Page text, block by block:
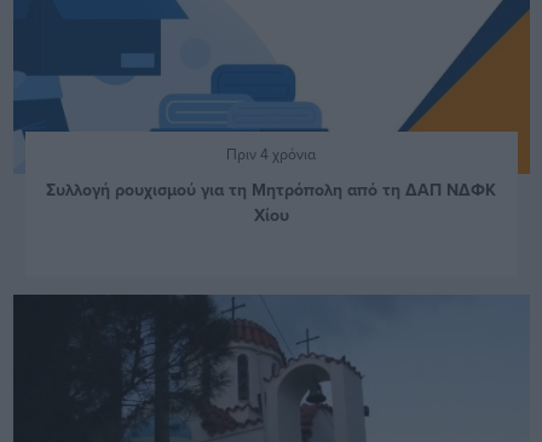
Πριν 4 χρόνια
Συλλογή ρουχισμού για τη Μητρόπολη από τη ΔΑΠ ΝΔΦΚ
Χίου